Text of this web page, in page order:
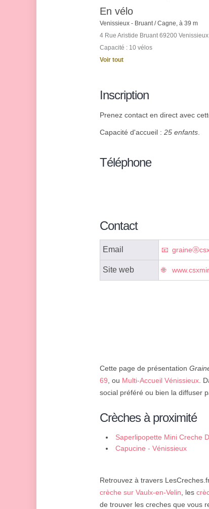
En vélo
Venissieux - Bruant / Cagne, à 39 m
4 Rue Aristide Bruant 69200 Venissieux
Capacité : 10 vélos
Voir tout
Inscription
Prenez contact en direct avec
Capacité d'accueil : 25 enfants.
Téléphone
Contact
Email
Site web
Cette page de présentation
69, ou Multi-Accueil Vénissieux.
social préféré ou bien la diffuser
Crèches à proximité
Saperlipopette Mini Creche
Capucine - Vénissieux
Retrouvez à travers
crèche sur Vaulx-en-Velin, les
de trouver les creches que vous